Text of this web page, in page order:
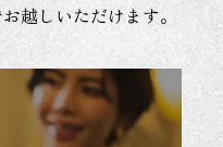
越しいただけます。